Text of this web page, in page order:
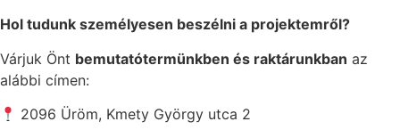
Hol tudunk személyesen beszélni a projektemről?
Várjuk Önt bemutatótermünkben és raktárunkban az
alábbi címen:
2096 Üröm, Kmety György utca 2